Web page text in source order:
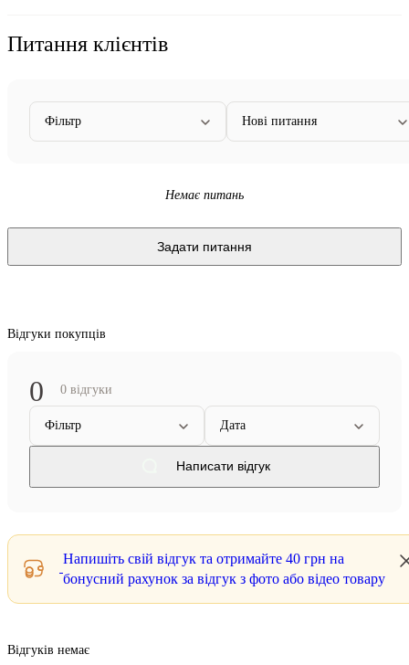
Питання клієнтів
Фільтр Нові питання
Немає питань
Задати питання
Відгуки покупців
0 0 відгуки
Фільтр Дата
Написати відгук
Напишіть свій відгук та отримайте 40 грн на
бонусний рахунок за відгук з фото або відео товару
Відгуків немає